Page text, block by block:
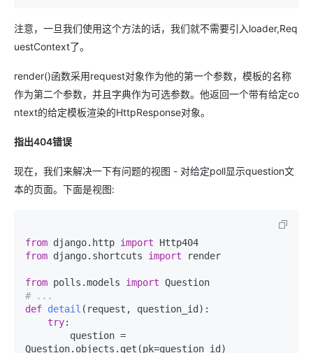
注意，一旦我们使用这个方法的话，我们就不需要引入loader,Req
uestContext了。
render()函数采用request对象作为他的第一个参数，模板的名称
作为第二个参数，并且字典作为可选参数。他返回一个带有给定co
ntext的给定模板渲染的HttpResponse对象。
指出404错误
现在，我们来解决一下有问题的视图 - 对给定poll显示question文
本的页面。下面是视图:
from django.http import
from django.shortcuts import render
from polls.models import
# ...
def detail ( request, question_id ):
try:
Question.objects.get(pk=question_id)